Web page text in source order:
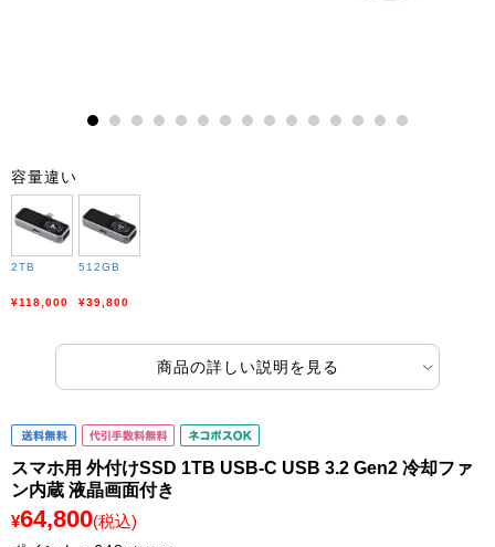
10 11 12 13 14
容量違い
2TB
¥118,000
512GB
¥39,800
商品の詳しい説明を見る
スマホ用 外付けSSD 1TB USB-C USB 3.2 Gen2 冷却ファ
ン内蔵 液晶画面付き
¥64,800(税込)